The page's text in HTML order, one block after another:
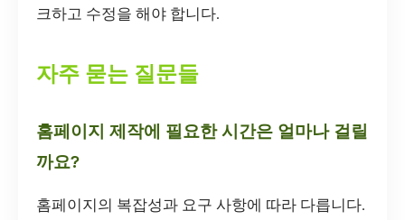
크하고 수정을 해야 합니다.
자주 묻는 질문들
홈페이지 제작에 필요한 시간은 얼마나 걸릴
까요?
홈페이지의 복잡성과 요구 사항에 따라 다릅니다.